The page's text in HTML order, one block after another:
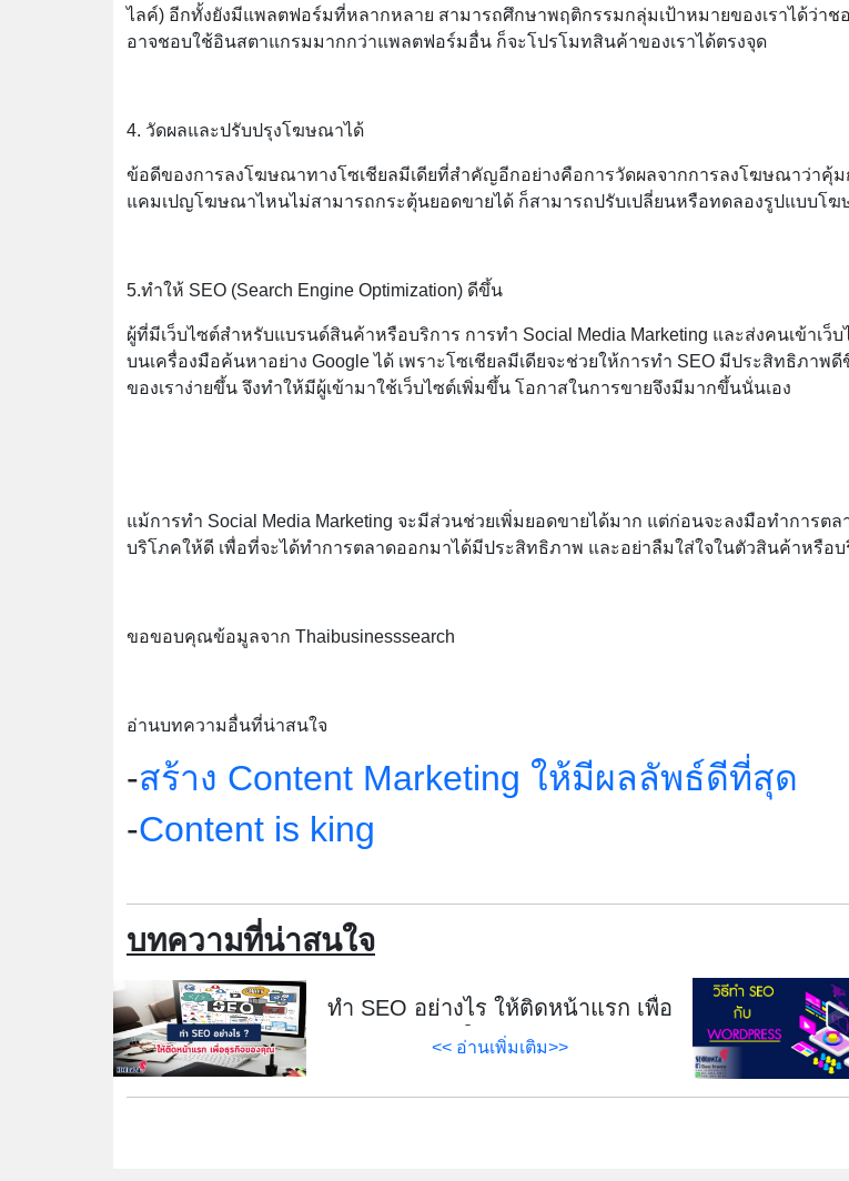
ไลค์) อีกทั้งยังมีแพลตฟอร์มที่หลากหลาย สามารถศึกษาพฤติกรรมกลุ่มเป้าหมายของเราได้ว่า
อาจชอบใช้อินสตาแกรมมากกว่าแพลตฟอร์มอื่น ก็จะโปรโมทสินค้าของเราได้ตรงจุด
4. วัดผลและปรับปรุงโฆษณาได้
ข้อดีของการลงโฆษณาทางโซเชียลมีเดียที่สำคัญอีกอย่างคือการวัดผลจากการลงโฆษณาว่าคุ้ม
แคมเปญโฆษณาไหนไม่สามารถกระตุ้นยอดขายได้ ก็สามารถปรับเปลี่ยนหรือทดลองรูปแบบโ
5.ทำให้ SEO (Search Engine Optimization) ดีขึ้น
ผู้ที่มีเว็บไซต์สำหรับแบรนด์สินค้าหรือบริการ การทำ Social Media Marketing และส่งคนเข้าเ
บนเครื่องมือค้นหาอย่าง Google ได้ เพราะโซเชียลมีเดียจะช่วยให้การทำ SEO มีประสิทธิภา
ของเราง่ายขึ้น จึงทำให้มีผู้เข้ามาใช้เว็บไซต์เพิ่มขึ้น โอกาสในการขายจึงมีมากขึ้นนั่นเอง
แม้การทำ Social Media Marketing จะมีส่วนช่วยเพิ่มยอดขายได้มาก แต่ก่อนจะลงมือทำการ
บริโภคให้ดี เพื่อที่จะได้ทำการตลาดออกมาได้มีประสิทธิภาพ และอย่าลืมใส่ใจในตัวสินค้าหรือ
ขอขอบคุณข้อมูลจาก Thaibusinesssearch
อ่านบทความอื่นที่น่าสนใจ
-สร้าง Content Marketing ให้มีผลลัพธ์ดีที่สุด
-Content is king
บทความที่น่าสนใจ
ทำ SEO อย่างไร ให้ติดหน้าแรก เพื่อ
ธุรกิจของคุณ
<< อ่านเพิ่มเติม>>